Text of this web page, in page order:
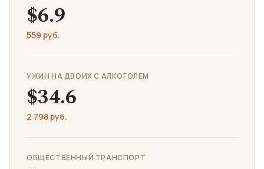
$6.9
559 руб.
УЖИН НА ДВОИХ С АЛКОГОЛЕМ
$34.6
2 798 руб.
ОБЩЕСТВЕННЫЙ ТРАНСПОРТ